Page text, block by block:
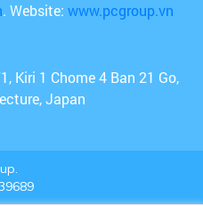
. Website: www.pcgroup.vn
Kiri 1 Chome 4 Ban 21 Go,
Japan